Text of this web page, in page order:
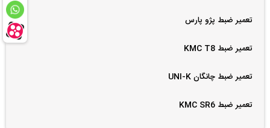
تعمیر ضبط پژو پارس
تعمیر ضبط KMC T8
تعمیر ضبط چانگان UNI-K
تعمیر ضبط KMC SR6